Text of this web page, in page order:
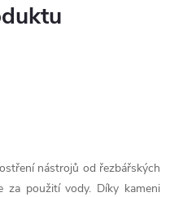
nástrojů od řezbářských
za použití vody. Díky kameni